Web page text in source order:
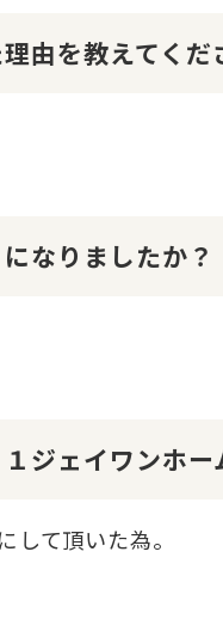
由を教えてくだ
なりましたか？
ジェイワンホ
して頂いた為。